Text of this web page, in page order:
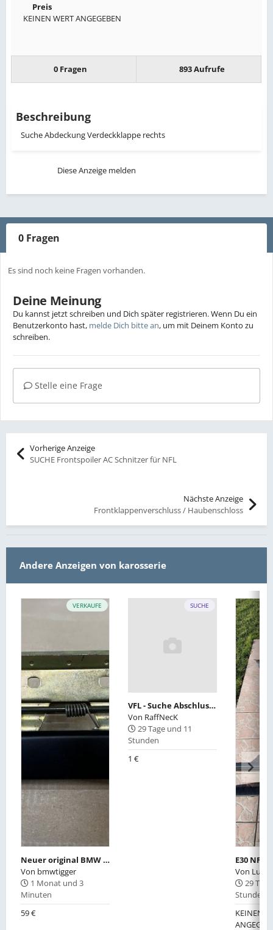
Preis
KEINEN WERT ANGEGEBEN
0 Fragen 893 Aufrufe
Beschreibung
Suche Abdeckung Verdeckklappe rechts
Diese Anzeige melden
0 Fragen
Es sind noch keine Fragen vorhanden.
Deine Meinung
Du kannst jetzt schreiben und Dich später registrieren. Wenn Du ein
Benutzerkonto hast, melde Dich bitte an, um mit Deinem Konto zu
schreiben.
Stelle eine Frage
Vorherige Anzeige
SUCHE Frontspoiler AC Schnitzer für NFL
Nächste Anzeige
Frontklappenverschluss / Haubenschloss
Andere Anzeigen von karosserie
VERKAUFE
Neuer original BMW E30 Türgriff mit Grundplatte 51211923996 links
Von bmwtigger
1 Monat und 3
Minuten
59 €
SUCHE
VFL - Suche Abschlussstück rechts für die Heckstoßstange und Abschleppösen vorne
Von RaffNecK
29 Tage und 11
Stunden
1 €
Von
29
Stunden
KEINEN